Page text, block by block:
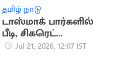
தமிழ் நாடு
டாஸ்மாக் பார்களில்
பீடி, சிகரெட்
விற்பனைக்குத் தடை
Jul 21, 2026, 12:07 IST